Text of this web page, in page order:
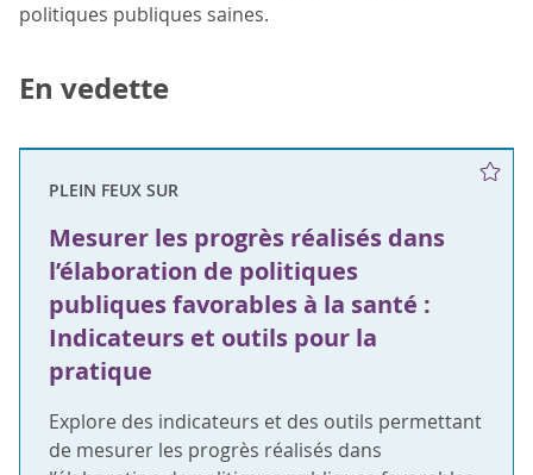
politiques publiques saines.
En vedette
PLEIN FEUX SUR
Mesurer les progrès réalisés dans
l’élaboration de politiques
publiques favorables à la santé :
Indicateurs et outils pour la
pratique
Explore des indicateurs et des outils permettant
de mesurer les progrès réalisés dans